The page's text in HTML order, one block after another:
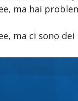
ma hai
ma ci sono